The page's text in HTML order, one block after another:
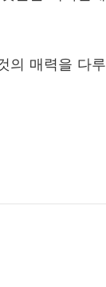
의 매력을 다루